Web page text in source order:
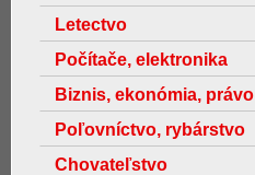
Letectvo
Počítače, elektronika
Biznis, ekonómia, právo
Poľovníctvo, rybárstvo
Chovateľstvo